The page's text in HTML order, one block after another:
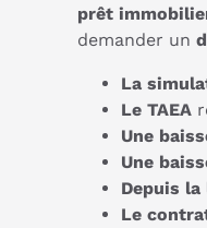
prêt
demander un
La
Le TAEA
Une
Une
Depuis
Le